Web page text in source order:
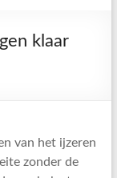
klaar
van het ijzeren
zonder de